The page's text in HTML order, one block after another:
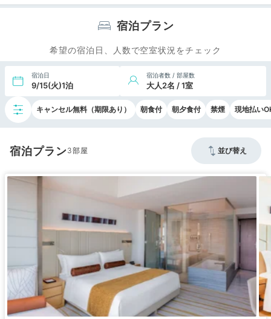
宿泊プラン
希望の宿泊日、人数で空室状況をチェック
宿泊日
9/15(火)1泊
宿泊者数 / 部屋数
大人2名 / 1室
キャンセル無料（期限あり） 朝食付 朝夕食付 禁煙 現地払い
宿泊プラン3 並び替え